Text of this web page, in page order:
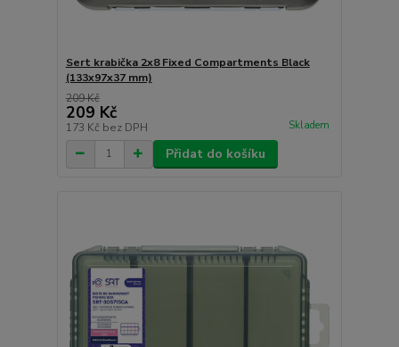
Sert krabička 2x8 Fixed Compartments Black
(133x97x37 mm)
209 Kč
209 Kč
173 Kč bez DPH Skladem
Přidat do košíku